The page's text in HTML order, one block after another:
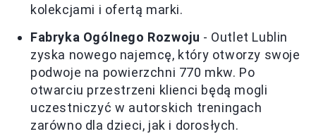
kolekcjami i ofertą marki.
Fabryka Ogólnego Rozwoju - Outlet Lublin
zyska nowego najemcę, który otworzy swoje
podwoje na powierzchni 770 mkw. Po
otwarciu przestrzeni klienci będą mogli
uczestniczyć w autorskich treningach
zarówno dla dzieci, jak i dorosłych.